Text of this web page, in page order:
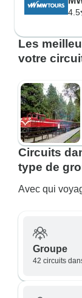
4.5
Les
votre
Circuits
type de
Avec qui
Groupe
42 circuits